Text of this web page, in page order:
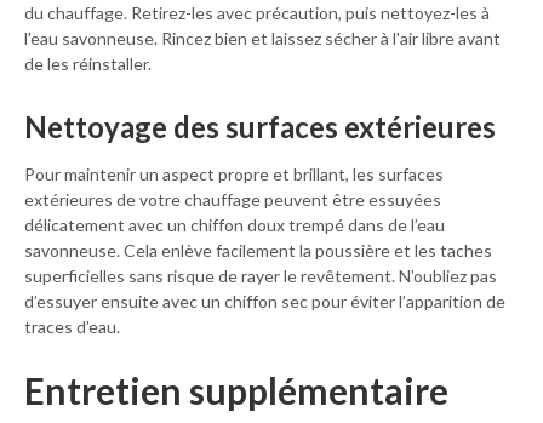
du chauffage. Retirez-les avec précaution, puis nettoyez-les à
l'eau savonneuse. Rincez bien et laissez sécher à l'air libre avant
de les réinstaller.
Nettoyage des surfaces extérieures
Pour maintenir un aspect propre et brillant, les surfaces
extérieures de votre chauffage peuvent être essuyées
délicatement avec un chiffon doux trempé dans de l’eau
savonneuse. Cela enlève facilement la poussière et les taches
superficielles sans risque de rayer le revêtement. N’oubliez pas
d’essuyer ensuite avec un chiffon sec pour éviter l’apparition de
traces d’eau.
Entretien supplémentaire